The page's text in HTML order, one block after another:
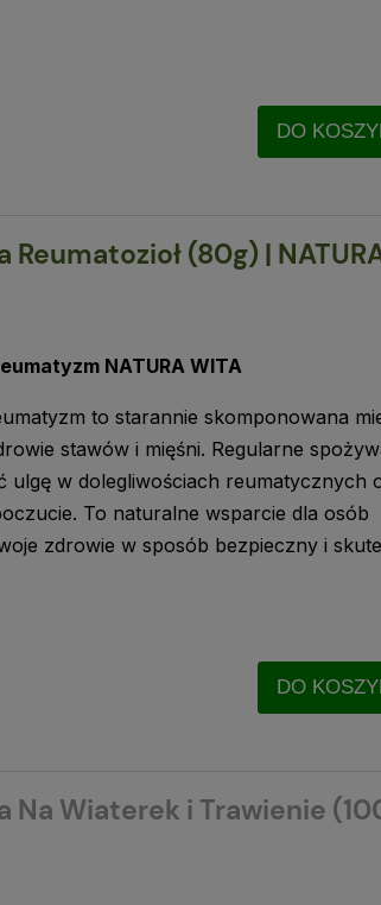
DO
Reumatozioł (80g) |
NATURA WITA
to starannie skomponowana
stawów i mięśni. Regularne
ulgę w dolegliwościach reumatycznych
To naturalne wsparcie dla osób
zdrowie w sposób bezpieczny i
DO
Na Wiaterek i Trawienie